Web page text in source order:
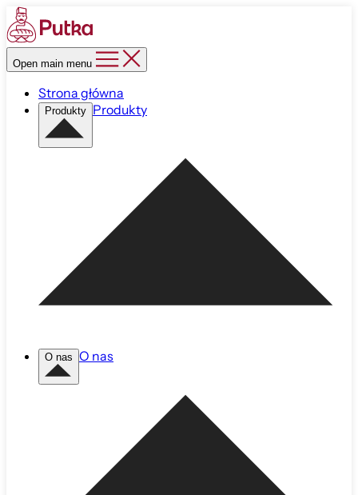
Open main menu
Strona główna
Produkty Produkty
O nas O nas